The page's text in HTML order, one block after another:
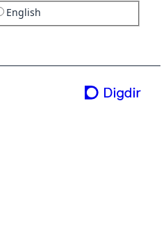
English